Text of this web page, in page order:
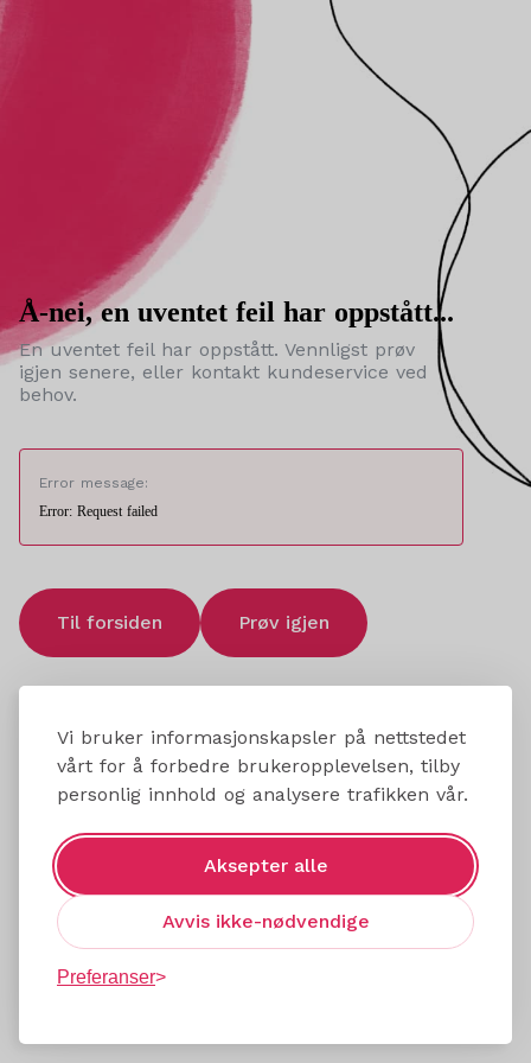
Vi bruker informasjonskapsler på nettstedet
vårt for å forbedre brukeropplevelsen, tilby
personlig innhold og analysere trafikken vår.
Aksepter alle
Avvis ikke-nødvendige
Preferanser
Å-nei, en uventet feil har oppstått...
En uventet feil har oppstått. Vennligst prøv
igjen senere, eller kontakt kundeservice ved
behov.
Error message:
Error: Request failed
Til forsiden Prøv igjen